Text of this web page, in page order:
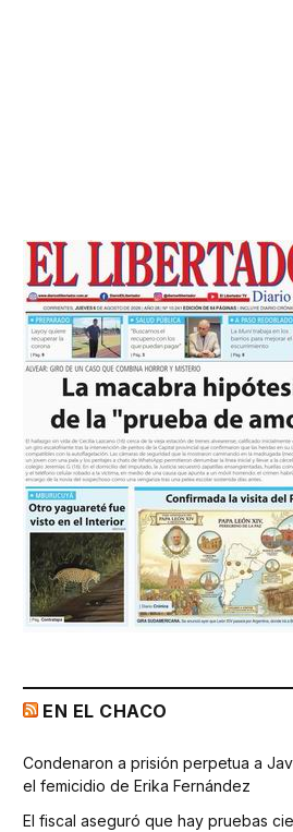
EN EL CHACO
Condenaron a prisión perpetua a
el femicidio de Erika Fernández
El fiscal aseguró que hay pruebas